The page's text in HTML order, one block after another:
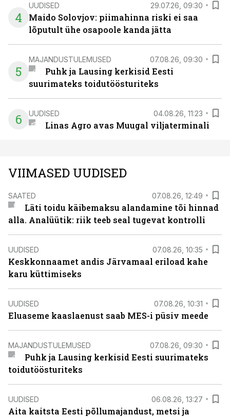
4
UUDISED 29.07.26, 09:30
Maido Solovjov: piimahinna riski ei saa
lõputult ühe osapoole kanda jätta
5
MAJANDUSTULEMUSED 07.08.26, 09:30
Puhk ja Lausing kerkisid Eesti
suurimateks toidutöösturiteks
6 UUDISED 04.08.26, 11:23
Linas Agro avas Muugal viljaterminali
VIIMASED UUDISED
SAATED 07.08.26, 12:49
Läti toidu käibemaksu alandamine tõi hinnad
alla. Analüütik: riik teeb seal tugevat kontrolli
UUDISED 07.08.26, 10:35
Keskkonnaamet andis Järvamaal eriload kahe
karu küttimiseks
UUDISED 07.08.26, 10:31
Eluaseme kaaslaenust saab MES-i püsiv meede
MAJANDUSTULEMUSED 07.08.26, 09:30
Puhk ja Lausing kerkisid Eesti suurimateks
toidutöösturiteks
UUDISED 06.08.26, 13:27
Aita kaitsta Eesti põllumajandust, metsi ja